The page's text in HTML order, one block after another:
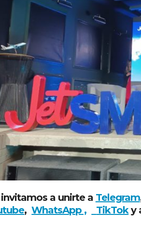
invitamos a unirte a Telegram
,WhatsApp , TikToky